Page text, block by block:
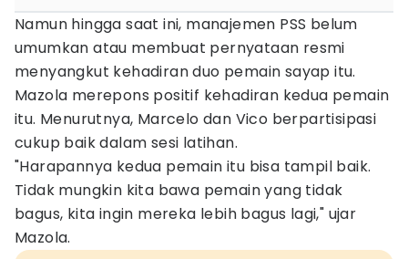
Namun hingga saat ini, manajemen PSS belum
umumkan atau membuat pernyataan resmi
menyangkut kehadiran duo pemain sayap itu.
Mazola merepons positif kehadiran kedua pemain
itu. Menurutnya, Marcelo dan Vico berpartisipasi
cukup baik dalam sesi latihan.
"Harapannya kedua pemain itu bisa tampil baik.
Tidak mungkin kita bawa pemain yang tidak
bagus, kita ingin mereka lebih bagus lagi," ujar
Mazola.